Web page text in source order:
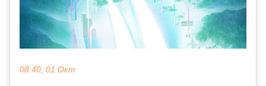
08:40, 01 Окт